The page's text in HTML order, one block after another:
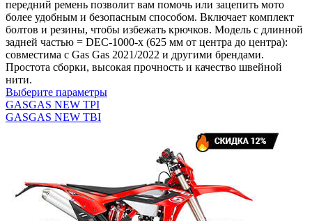
передний ремень позволит вам помочь или зацепить мото
более удобным и безопасным способом. Включает комплект
болтов и резины, чтобы избежать крючков. Модель с длинной
задней частью = DEC-1000-x (625 мм от центра до центра):
совместима с Gas Gas 2021/2022 и другими брендами.
Простота сборки, высокая прочность и качество швейной
нити.
Выберите параметры
GASGAS NEW TPI
GASGAS NEW TBI